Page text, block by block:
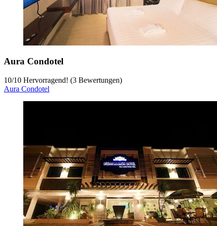
Aura Condotel
10/10 Hervorragend! (3 Bewertungen)
Aura Condotel